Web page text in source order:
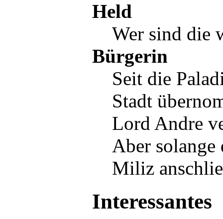
Held
Wer sind die
Bürgerin
Seit die
Stadt
Lord Andre
Aber solange
Miliz
Interessantes